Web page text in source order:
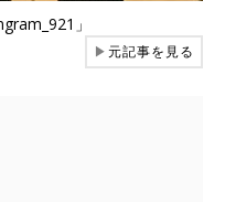
」
▶元記事を見る